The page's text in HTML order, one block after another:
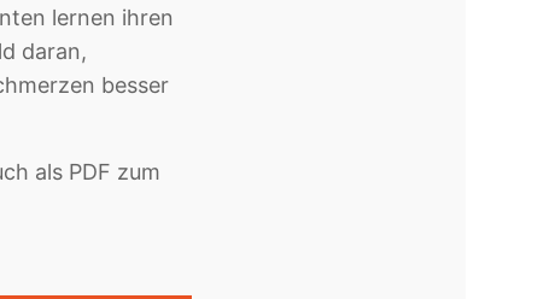
lernen ihren
daran,
besser
als PDF zum